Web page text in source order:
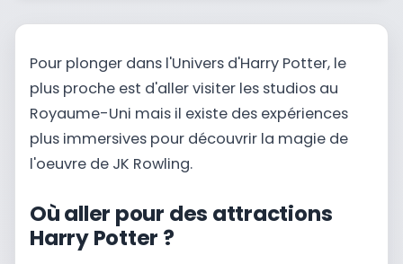
Pour plonger dans l'Univers d'Harry Potter, le
plus proche est d'aller visiter les studios au
Royaume-Uni mais il existe des expériences
plus immersives pour découvrir la magie de
l'oeuvre de JK Rowling.
Où aller pour des attractions
Harry Potter ?